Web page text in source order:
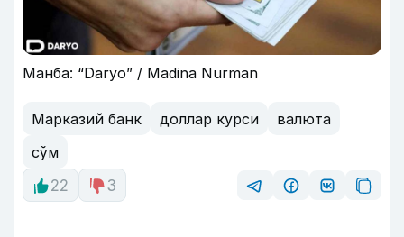
Манба: “Daryo” / Madina Nurman
Марказий банк доллар курси
валюта
сўм
22
3